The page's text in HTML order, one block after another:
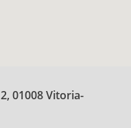
01008 Vitoria-